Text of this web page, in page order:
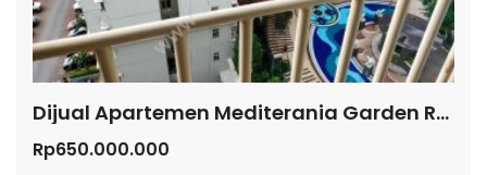
Dijual Apartemen Mediterania Garden Residence 2
Rp650.000.000